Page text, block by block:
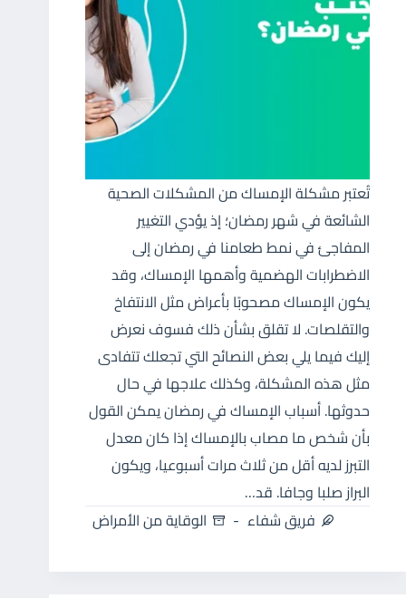
تُعتبر مشكلة الإمساك من المشكلات الصحية
الشائعة في شهر رمضان؛ إذ يؤدي التغيير
المفاجئ في نمط طعامنا في رمضان إلى
الاضطرابات الهضمية وأهمها الإمساك، وقد
يكون الإمساك مصحوبًا بأعراض مثل الانتفاخ
والتقلصات. لا تقلق بشأن ذلك فسوف نعرض
إليك فيما يلي بعض النصائح التي تجعلك تتفادى
مثل هذه المشكلة، وكذلك علاجها في حال
حدوثها. أسباب الإمساك في رمضان يمكن القول
بأن شخص ما مصاب بالإمساك إذا كان معدل
التبرز لديه أقل من ثلاث مرات أسبوعيا، ويكون
البراز صلبا وجافا. قد…
فريق شفاء
الوقاية من الأمراض